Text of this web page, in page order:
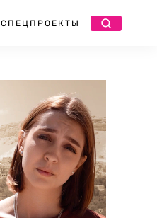
СПЕЦПРОЕКТЫ